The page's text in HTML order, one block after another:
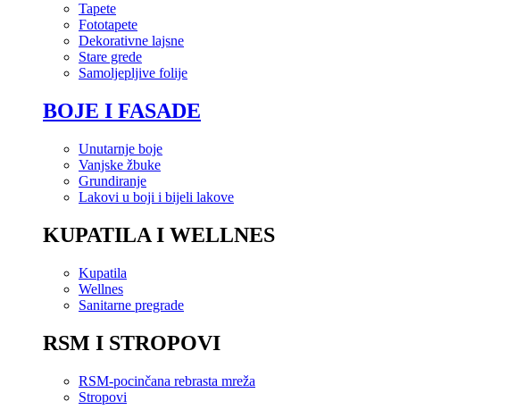
Tapete
Fototapete
Dekorativne lajsne
Stare grede
Samoljepljive folije
BOJE I FASADE
Unutarnje boje
Vanjske žbuke
Grundiranje
Lakovi u boji i bijeli lakove
KUPATILA I WELLNES
Kupatila
Wellnes
Sanitarne pregrade
RSM I STROPOVI
RSM-pocinčana rebrasta mreža
Stropovi